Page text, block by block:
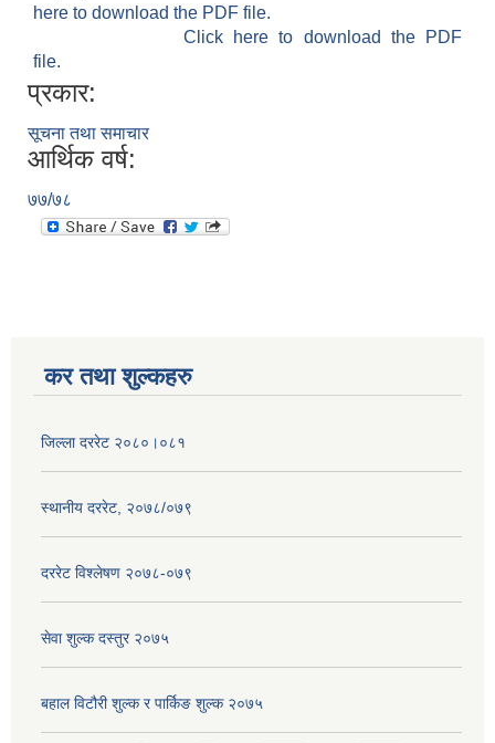
here to download the PDF file.
Click here to download the PDF
file.
प्रकार:
सूचना तथा समाचार
आर्थिक वर्ष:
७७/७८
कर तथा शुल्कहरु
जिल्ला दररेट २०८०।०८१
स्थानीय दररेट, २०७८/०७९
दररेट विश्लेषण २०७८-०७९
सेवा शुल्क दस्तुर २०७५
बहाल विटौरी शुल्क र पार्किङ शुल्क २०७५